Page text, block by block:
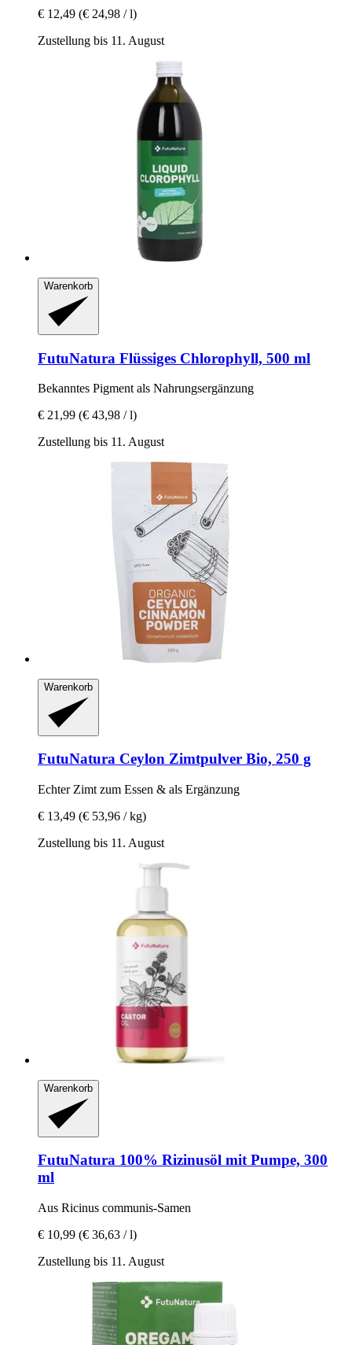
€ 12,49 (€ 24,98 / l)
Zustellung bis 11. August
Warenkorb
FutuNatura Flüssiges Chlorophyll, 500 ml
Bekanntes Pigment als Nahrungsergänzung
€ 21,99 (€ 43,98 / l)
Zustellung bis 11. August
Warenkorb
FutuNatura Ceylon Zimtpulver Bio, 250 g
Echter Zimt zum Essen & als Ergänzung
€ 13,49 (€ 53,96 / kg)
Zustellung bis 11. August
Warenkorb
FutuNatura 100% Rizinusöl mit Pumpe, 300
ml
Aus Ricinus communis-​Samen
€ 10,99 (€ 36,63 / l)
Zustellung bis 11. August